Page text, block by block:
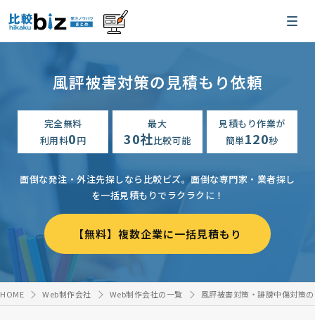
風評被害対策の見積もり依頼
完全無料
利用料0円
最大
30社比較可能
見積もり作業が
簡単120秒
面倒な発注・外注先探しなら比較ビズ。面倒な専門家・業者探し
を一括見積もりでラクラクに！
【無料】複数企業に一括見積もり
HOME Web制作会社 Web制作会社の一覧 風評被害対策・誹謗中傷対策